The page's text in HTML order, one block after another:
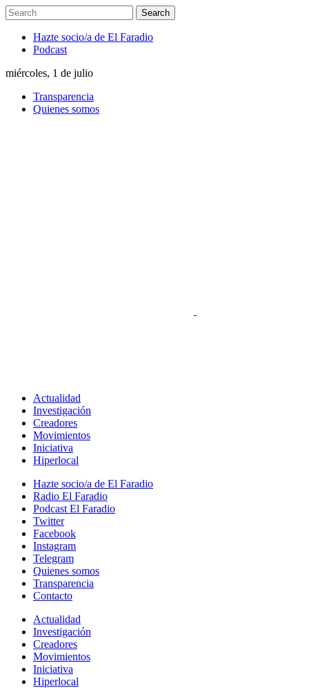
Hazte socio/a de El Faradio
Podcast
miércoles, 1 de julio
Transparencia
Quienes somos
Actualidad
Investigación
Creadores
Movimientos
Iniciativa
Hiperlocal
Hazte socio/a de El Faradio
Radio El Faradio
Podcast El Faradio
Twitter
Facebook
Instagram
Telegram
Quienes somos
Transparencia
Contacto
Actualidad
Investigación
Creadores
Movimientos
Iniciativa
Hiperlocal